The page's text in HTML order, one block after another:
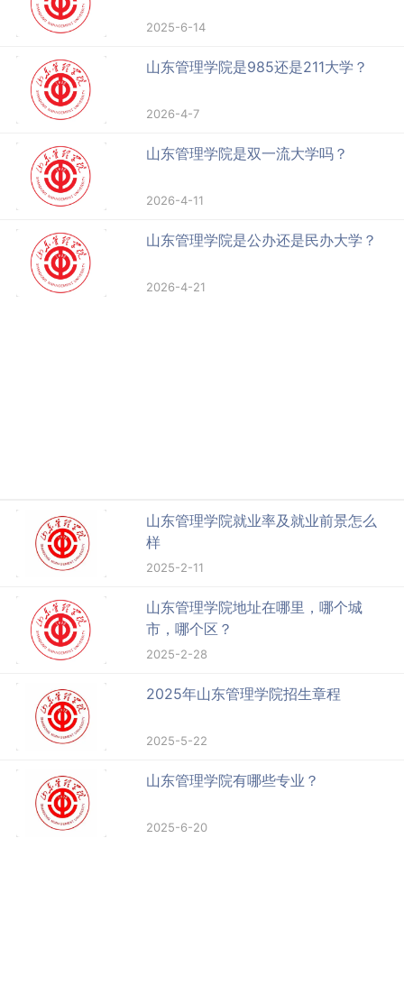
2025-6-14
山东管理学院是985还是211大学？
2026-4-7
山东管理学院是双一流大学吗？
2026-4-11
山东管理学院是公办还是民办大学？
2026-4-21
山东管理学院就业率及就业前景怎么
样
2025-2-11
山东管理学院地址在哪里，哪个城
市，哪个区？
2025-2-28
2025年山东管理学院招生章程
2025-5-22
山东管理学院有哪些专业？
2025-6-20